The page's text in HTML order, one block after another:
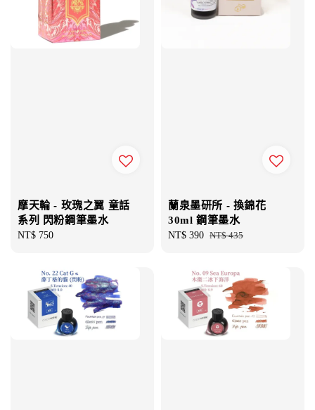
摩天輪 - 玫瑰之翼 童話
系列 閃粉鋼筆墨水
Regular
NT$ 750
蘭泉墨研所 - 換錦花
30ml 鋼筆墨水
Sale
NT$ 390 Regular
NT$ 435